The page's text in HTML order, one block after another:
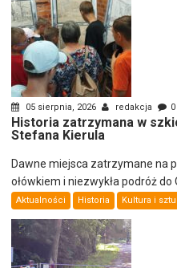
05 sierpnia, 2026 redakcja 0
Historia zatrzymana w
Stefana Kierula
Dawne miejsca zatrzymane na
ołówkiem i niezwykła podróż do
Aktualności Historia Kultura i